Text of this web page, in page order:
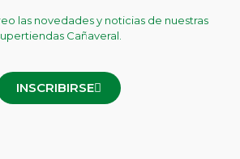
las novedades y noticias de nuestras
Cañaveral.
INSCRIBIRSE